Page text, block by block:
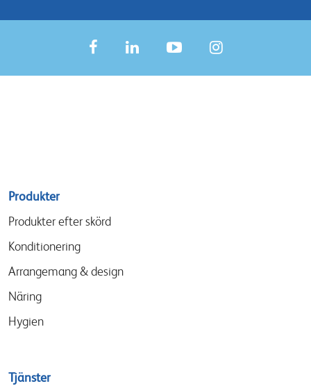
Sitemap
menu
Produkter
Produkter efter skörd
Konditionering
Arrangemang & design
Näring
Hygien
Tjänster